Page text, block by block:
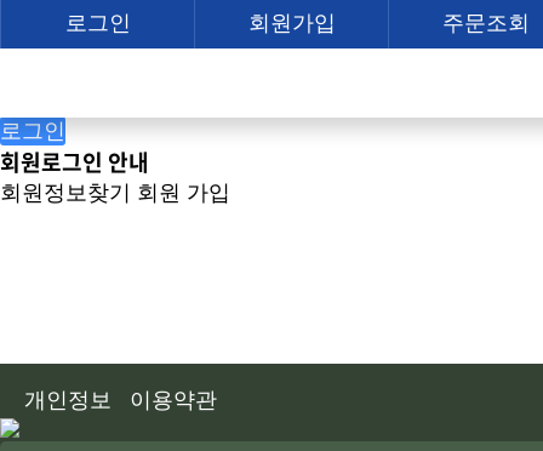
로그인 회원가입 주문조회
로그인
회원로그인 안내
회원정보찾기
회원 가입
개인정보 이용약관